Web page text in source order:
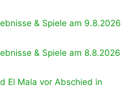
& Spiele am 9.8.2026
& Spiele am 8.8.2026
El Mala vor Abschied in